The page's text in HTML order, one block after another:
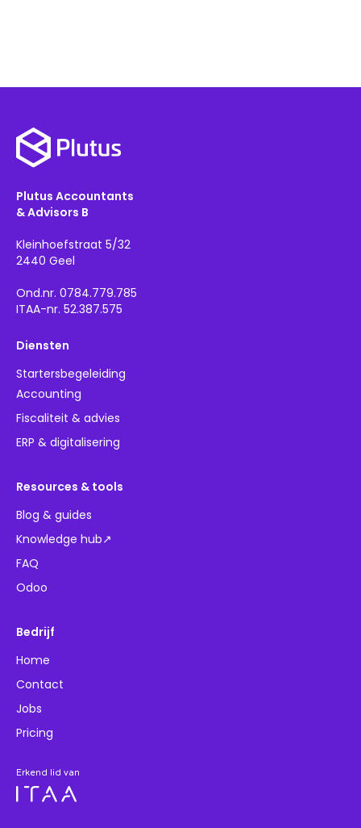
Plutus Accountants
& Advisors B
Kleinhoefstraat 5/32
2440 Geel
Ond.nr. 0784.779.785
ITAA-nr. 52.387.575
Diensten
Startersbegeleiding
Accounting
Fiscaliteit & advies
ERP & digitalisering
Resources & tools
Blog & guides
Knowledge hub↗
FAQ
Odoo
Bedrijf
Home
Contact
Jobs
Pricing
Erkend lid van